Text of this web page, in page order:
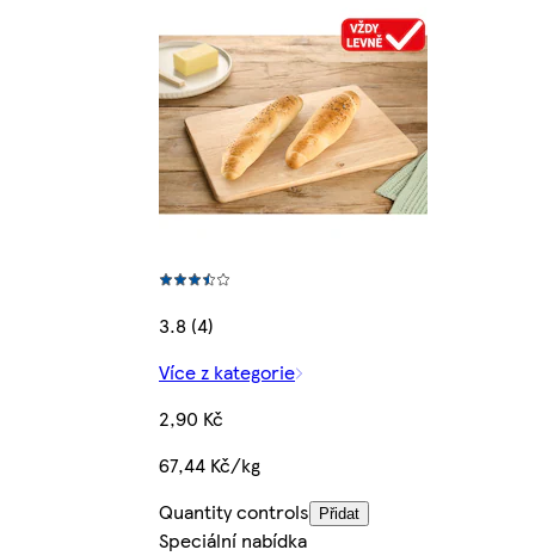
3.8 (4)
Více z kategorie
2,90 Kč
67,44 Kč/kg
Quantity controls
Přidat
Speciální nabídka